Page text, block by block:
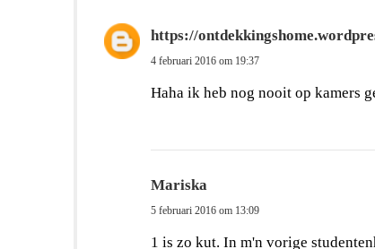
https://
4 februari 2016 om 19:37
Haha ik heb nog nooit op kamers
Mariska
5 februari 2016 om 13:09
1 is zo kut. In m'n vorige